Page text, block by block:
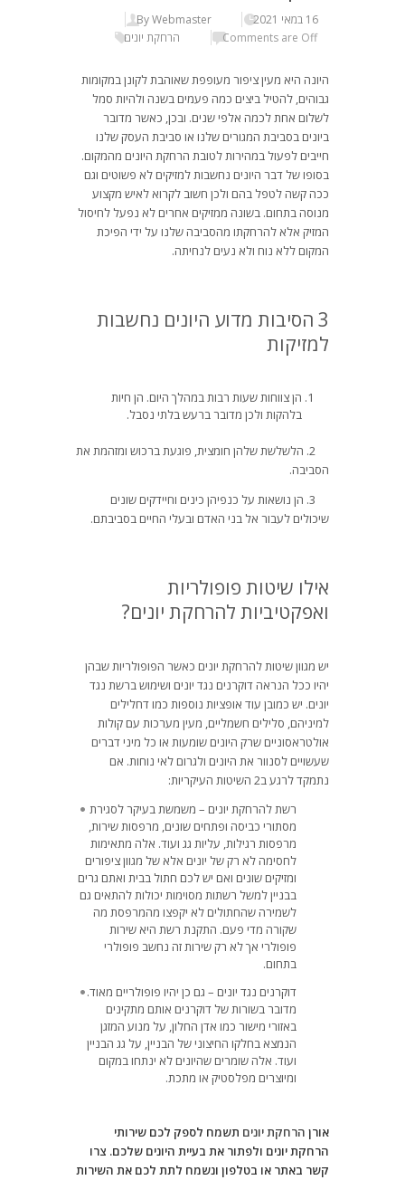
16 במאי 2021
By Webmaster
Comments are Off
הרחקת יונים
היונה היא מעין ציפור מעופפת שאוהבת לקונן במקומות
גבוהים, להטיל ביצים כמה פעמים בשנה ולהיות סמל
לשלום אחת לכמה אלפי שנים. ובכן, כאשר מדובר
ביונים בסביבת המגורים שלנו או סביבת העסק שלנו
חייבים לפעול במהירות לטובת הרחקת היונים מהמקום.
בסופו של דבר היונים נחשבות למזיקים לא פשוטים וגם
ככה קשה לטפל בהם ולכן חשוב לקרוא לאיש מקצוע
מנוסה בתחום. בשונה ממזיקים אחרים לא נפעל לחיסול
המזיק אלא להרחקתו מהסביבה שלנו על ידי הפיכת
המקום ללא נוח ולא נעים לנחיתה.
3 הסיבות מדוע היונים נחשבות
למזיקות
הן צווחות שעות רבות במהלך היום. הן חיות
בלהקות ולכן מדובר ברעש בלתי נסבל.
2. הלשלשת שלהן חומצית, פוגעת ברכוש ומזהמת את
הסביבה.
3. הן נושאות על כנפיהן כינים וחיידקים שונים
שיכולים לעבור אל בני האדם ובעלי החיים בסביבתם.
אילו שיטות פופולריות
ואפקטיביות להרחקת יונים?
יש מגוון שיטות להרחקת יונים כאשר הפופולריות שבהן
יהיו ככל הנראה דוקרנים נגד יונים ושימוש ברשת נגד
יונים. יש כמובן עוד אופציות נוספות כמו דחלילים
למיניהם, סלילים חשמליים, מעין מערכות עם קולות
אולטראסוניים שרק היונים שומעות או כל מיני דברים
שעשויים לסנוור את היונים ולגרום לאי נוחות. אם
נתמקד לרגע ב2 השיטות העיקריות:
רשת להרחקת יונים – משמשת בעיקר לסגירת
מסתורי כביסה ופתחים שונים, מרפסות שירות,
מרפסות רגילות, עליות גג ועוד. אלה מתאימות
לחסימה לא רק של יונים אלא של מגוון ציפורים
ומזיקים שונים ואם יש לכם חתול בבית ואתם גרים
בבניין למשל רשתות מסוימות יכולות להתאים גם
לשמירה שהחתולים לא יקפצו מהמרפסת מה
שקורה מדי פעם. התקנת רשת היא שירות
פופולרי אך לא רק שירות זה נחשב פופולרי
בתחום.
דוקרנים נגד יונים – גם כן יהיו פופולריים מאוד.
מדובר בשורות של דוקרנים אותם מתקינים
באזורי מישור כמו אדן החלון, על מנוע המזגן
הנמצא בחלקו החיצוני של הבניין, על גג הבניין
ועוד. אלה שומרים שהיונים לא ינתחו במקום
ומיוצרים מפלסטיק או מתכת.
אורן הרחקת יונים תשמח לספק לכם שירותי
הרחקת יונים ולפתור את בעיית היונים שלכם. צרו
קשר באתר או בטלפון ונשמח לתת לכם את השירות